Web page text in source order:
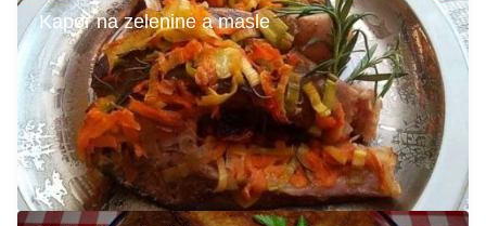
Kapor na zelenine a masle